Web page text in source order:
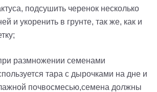
подсушить черенок несколько
и укоренить в грунте, так же, как и
размножении семенами
тара с дырочками на дне и
почвосмесью,семена должны